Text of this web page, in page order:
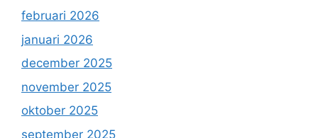
februari 2026
januari 2026
december 2025
november 2025
oktober 2025
september 2025